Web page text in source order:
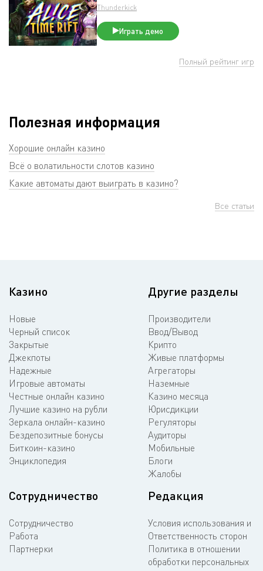
Thunderkick
Играть демо
Полный рейтинг игр
Полезная информация
Хорошие онлайн казино
Всё о волатильности слотов казино
Какие автоматы дают выиграть в казино?
Все статьи
Казино
Новые
Черный список
Закрытые
Джекпоты
Надежные
Игровые автоматы
Честные онлайн казино
Лучшие казино на рубли
Зеркала онлайн-казино
Бездепозитные бонусы
Биткоин-казино
Энциклопедия
Другие разделы
Производители
Ввод/Вывод
Крипто
Живые платформы
Агрегаторы
Наземные
Казино месяца
Юрисдикции
Регуляторы
Аудиторы
Мобильные
Блоги
Жалобы
Сотрудничество
Сотрудничество
Работа
Партнерки
Редакция
Условия использования и
Ответственность сторон
Политика в отношении
обработки персональных